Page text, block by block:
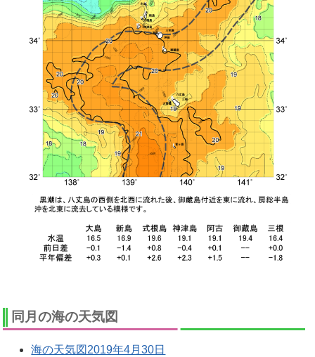
同月の海の天気図
海の天気図2019年4月30日